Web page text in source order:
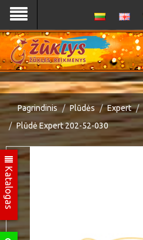
Katalogas
Pagrindinis Plūdės Expert
Plūdė Expert 202-52-030